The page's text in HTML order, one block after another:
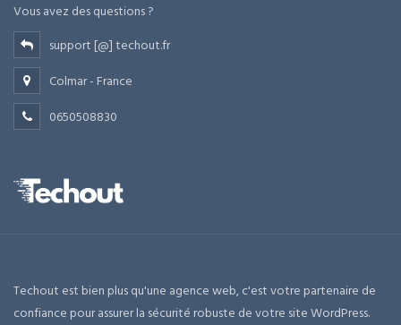
Vous avez des questions ?
support [@] techout.fr
Colmar - France
0650508830
Techout est bien plus qu'une agence web, c'est votre partenaire de
confiance pour assurer la sécurité robuste de votre site WordPress.